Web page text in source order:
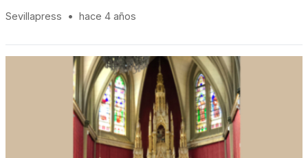
Sevillapress • hace 4 años